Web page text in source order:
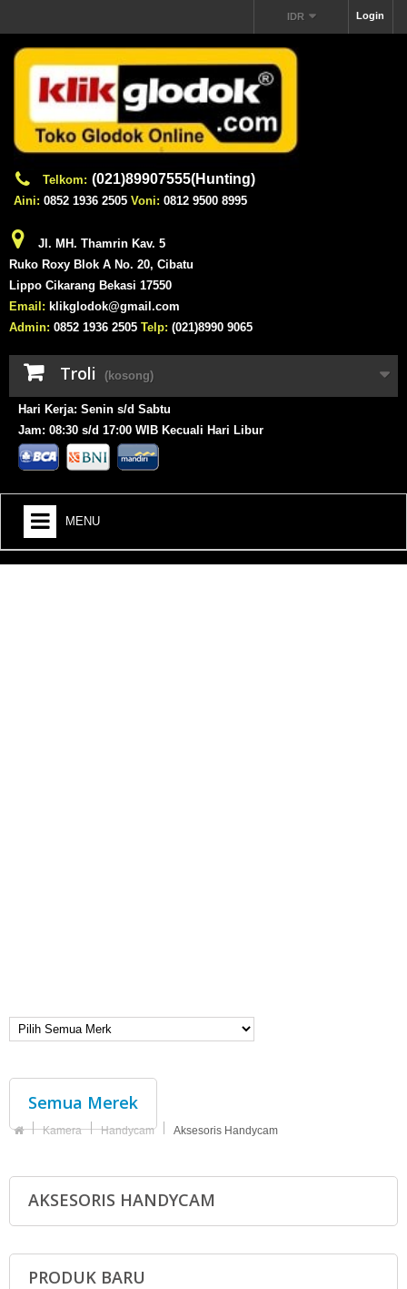
Login
IDR
Telkom: (021)89907555(Hunting)
Aini: 0852 1936 2505 Voni: 0812 9500 8995
Jl. MH. Thamrin Kav. 5
Ruko Roxy Blok A No. 20, Cibatu
Lippo Cikarang Bekasi 17550
Email: klikglodok@gmail.com
Admin: 0852 1936 2505 Telp: (021)8990 9065
Troli (kosong)
Hari Kerja: Senin s/d Sabtu
Jam: 08:30 s/d 17:00 WIB Kecuali Hari Libur
MENU
Semua Merek
Kamera Handycam Aksesoris Handycam
AKSESORIS HANDYCAM
PRODUK BARU